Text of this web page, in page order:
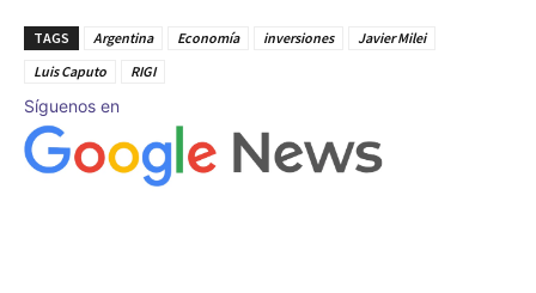
TAGS Argentina Economía inversiones
Javier Milei
Luis Caputo
RIGI
Síguenos en